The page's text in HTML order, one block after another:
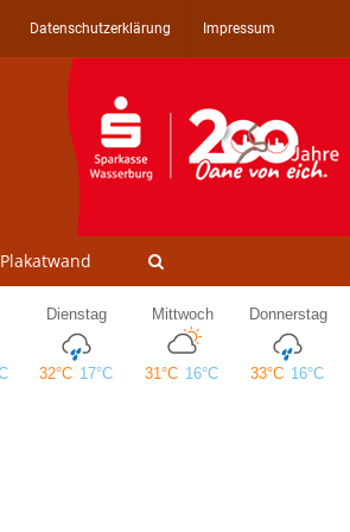
Datenschutzerklärung Impressum
Plakatwand